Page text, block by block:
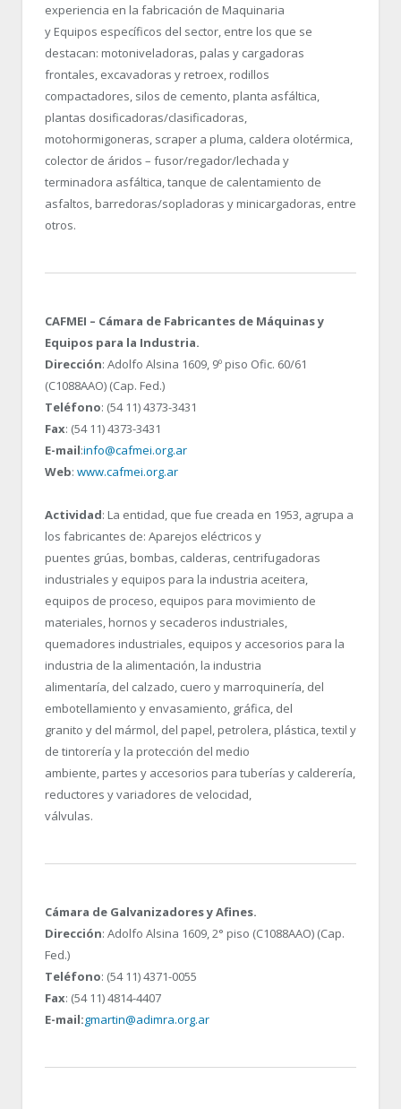
experiencia en la fabricación de Maquinaria
y Equipos específicos del sector, entre los que se
destacan: motoniveladoras, palas y cargadoras
frontales, excavadoras y retroex, rodillos
compactadores, silos de cemento, planta asfáltica,
plantas dosificadoras/clasificadoras,
motohormigoneras, scraper a pluma, caldera olotérmica,
colector de áridos – fusor/regador/lechada y
terminadora asfáltica, tanque de calentamiento de
asfaltos, barredoras/sopladoras y minicargadoras, entre
otros.
CAFMEI – Cámara de Fabricantes de Máquinas y
Equipos para la Industria.
Dirección: Adolfo Alsina 1609, 9º piso Ofic. 60/61
(C1088AAO) (Cap. Fed.)
Teléfono: (54 11) 4373-3431
Fax: (54 11) 4373-3431
E-mail:info@cafmei.org.ar
Web: www.cafmei.org.ar
Actividad: La entidad, que fue creada en 1953, agrupa a
los fabricantes de: Aparejos eléctricos y
puentes grúas, bombas, calderas, centrifugadoras
industriales y equipos para la industria aceitera,
equipos de proceso, equipos para movimiento de
materiales, hornos y secaderos industriales,
quemadores industriales, equipos y accesorios para la
industria de la alimentación, la industria
alimentaría, del calzado, cuero y marroquinería, del
embotellamiento y envasamiento, gráfica, del
granito y del mármol, del papel, petrolera, plástica, textil y
de tintorería y la protección del medio
ambiente, partes y accesorios para tuberías y calderería,
reductores y variadores de velocidad,
válvulas.
Cámara de Galvanizadores y Afines.
Dirección: Adolfo Alsina 1609, 2° piso (C1088AAO) (Cap.
Fed.)
Teléfono: (54 11) 4371-0055
Fax: (54 11) 4814-4407
E-mail:gmartin@adimra.org.ar